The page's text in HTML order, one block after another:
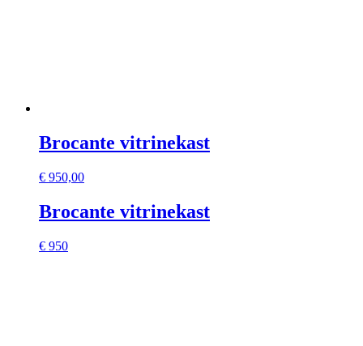
Brocante vitrinekast
€ 950,00
Brocante vitrinekast
€ 950